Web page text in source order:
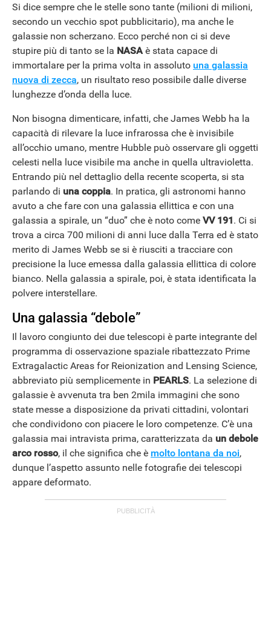
ANDROID
Si dice sempre che le stelle sono tante (milioni di milioni,
secondo un vecchio spot pubblicitario), ma anche le
galassie non scherzano. Ecco perché non ci si deve
stupire più di tanto se la NASAè stata capace di
immortalare per la prima volta in assoluto una galassia
nuova di zecca, un risultato reso possibile dalle diverse
lunghezze d’onda della luce.
Non bisogna dimenticare, infatti, che James Webb ha la
capacità di rilevare la luce infrarossa che è invisibile
all’occhio umano, mentre Hubble può osservare gli oggetti
celesti nella luce visibile ma anche in quella ultravioletta.
Entrando più nel dettaglio della recente scoperta, si sta
parlando di una coppia. In pratica, gli astronomi hanno
avuto a che fare con una galassia ellittica e con una
galassia a spirale, un “duo” che è noto come VV 191. Ci si
trova a circa 700 milioni di anni luce dalla Terra ed è stato
merito di James Webb se si è riusciti a tracciare con
precisione la luce emessa dalla galassia ellittica di colore
bianco. Nella galassia a spirale, poi, è stata identificata la
polvere interstellare.
Una galassia “debole”
Il lavoro congiunto dei due telescopi è parte integrante del
programma di osservazione spaziale ribattezzato Prime
Extragalactic Areas for Reionization and Lensing Science,
abbreviato più semplicemente in PEARLS. La selezione di
galassie è avvenuta tra ben 2mila immagini che sono
state messe a disposizione da privati cittadini, volontari
che condividono con piacere le loro competenze. C’è una
galassia mai intravista prima, caratterizzata da un debole
arco rosso, il che significa che è molto lontana da noi,
dunque l’aspetto assunto nelle fotografie dei telescopi
appare deformato.